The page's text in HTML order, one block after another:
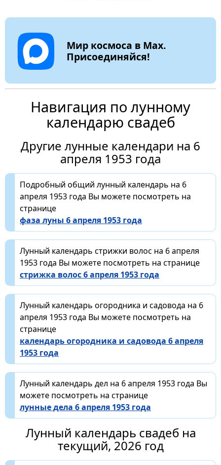
Мир космоса в Max.
Присоединяйся!
Навигация по лунному
календарю свадеб
Другие лунные календари на 6
апреля 1953 года
Подробный общий лунный календарь на 6
апреля 1953 года Вы можете посмотреть на
странице
фаза луны 6 апреля 1953 года
Лунный календарь стрижки волос на 6 апреля
1953 года Вы можете посмотреть на странице
стрижка волос 6 апреля 1953 года
Лунный календарь огородника и садовода на 6
апреля 1953 года Вы можете посмотреть на
странице
календарь огородника и садовода 6 апреля
1953 года
Лунный календарь дел на 6 апреля 1953 года Вы
можете посмотреть на странице
лунные дела 6 апреля 1953 года
Лунный календарь свадеб на
текущий, 2026 год